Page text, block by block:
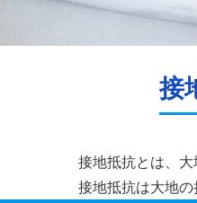
接
接地抵抗とは、
接地抵抗は大地の